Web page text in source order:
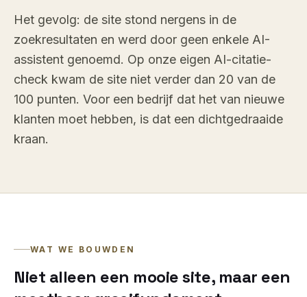
Het gevolg: de site stond nergens in de
zoekresultaten en werd door geen enkele AI-
assistent genoemd. Op onze eigen AI-citatie-
check kwam de site niet verder dan 20 van de
100 punten. Voor een bedrijf dat het van nieuwe
klanten moet hebben, is dat een dichtgedraaide
kraan.
WAT WE BOUWDEN
Niet alleen een mooie site, maar een